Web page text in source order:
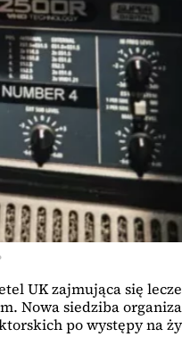
UK zajmująca się
Nowa siedziba
po występy na